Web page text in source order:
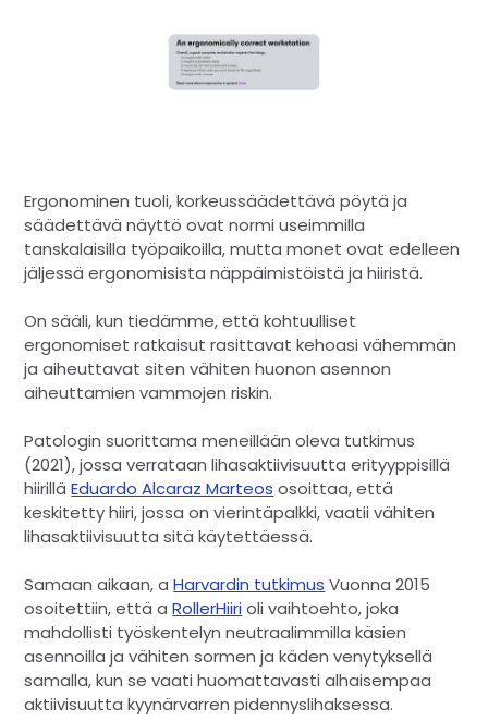
Ergonominen tuoli, korkeussäädettävä pöytä ja
säädettävä näyttö ovat normi useimmilla
tanskalaisilla työpaikoilla, mutta monet ovat edelleen
jäljessä ergonomisista näppäimistöistä ja hiiristä.
On sääli, kun tiedämme, että kohtuulliset
ergonomiset ratkaisut rasittavat kehoasi vähemmän
ja aiheuttavat siten vähiten huonon asennon
aiheuttamien vammojen riskin.
Patologin suorittama meneillään oleva tutkimus
(2021), jossa verrataan lihasaktiivisuutta erityyppisillä
hiirilläEduardo Alcaraz Marteos osoittaa, että
keskitetty hiiri, jossa on vierintäpalkki, vaatii vähiten
lihasaktiivisuutta sitä käytettäessä.
Samaan aikaan, aHarvardin tutkimus Vuonna 2015
osoitettiin, että aRollerHiirioli vaihtoehto, joka
mahdollisti työskentelyn neutraalimmilla käsien
asennoilla ja vähiten sormen ja käden venytyksellä
samalla, kun se vaati huomattavasti alhaisempaa
aktiivisuutta kyynärvarren pidennyslihaksessa.